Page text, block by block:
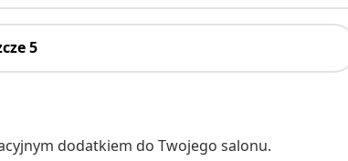
5
dodatkiem do Twojego salonu.